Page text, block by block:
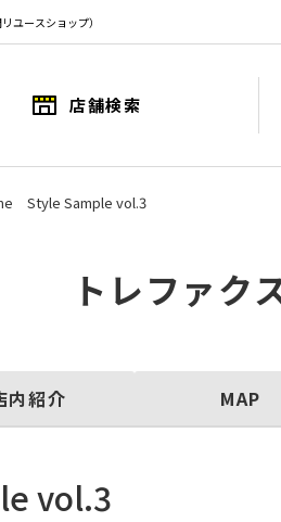
ユースショップ）
店舗検索
Style Sample vol.3
トレファク
内紹介 MAP
vol.3